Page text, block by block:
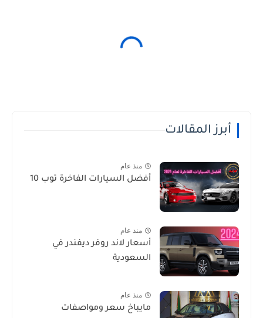
أبرز المقالات
منذ عام
أفضل السيارات الفاخرة توب 10
منذ عام
أسعار لاند روفر ديفندر في
السعودية
منذ عام
مايباخ سعر ومواصفات